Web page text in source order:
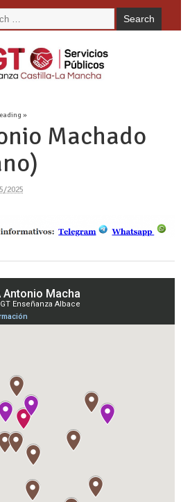
»
Machado
2025